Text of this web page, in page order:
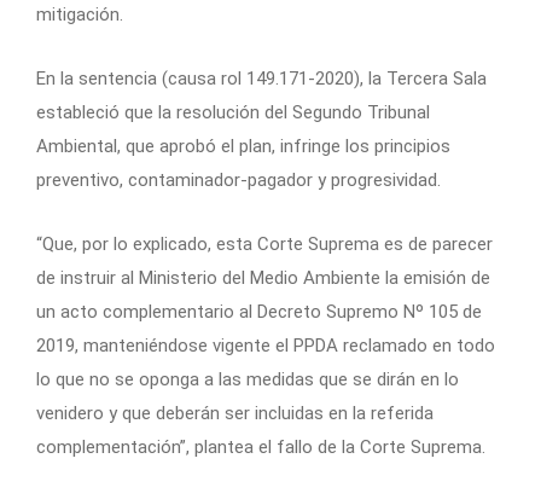
mitigación.
En la sentencia (causa rol 149.171-2020), la Tercera Sala
estableció que la resolución del Segundo Tribunal
Ambiental, que aprobó el plan, infringe los principios
preventivo, contaminador-pagador y progresividad.
“Que, por lo explicado, esta Corte Suprema es de parecer
de instruir al Ministerio del Medio Ambiente la emisión de
un acto complementario al Decreto Supremo Nº 105 de
2019, manteniéndose vigente el PPDA reclamado en todo
lo que no se oponga a las medidas que se dirán en lo
venidero y que deberán ser incluidas en la referida
complementación”, plantea el fallo de la Corte Suprema.